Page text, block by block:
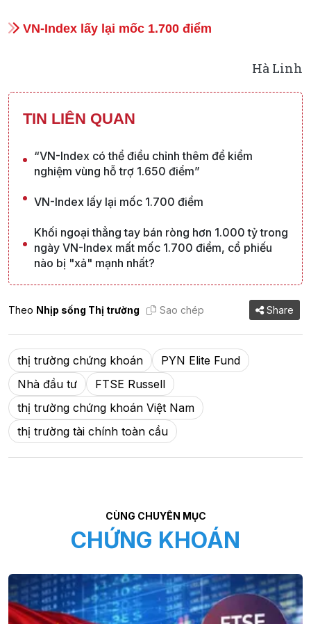
VN-Index lấy lại mốc 1.700 điểm
Hà Linh
TIN LIÊN QUAN
“VN-Index có thể điều chỉnh thêm để kiểm
nghiệm vùng hỗ trợ 1.650 điểm”
VN-Index lấy lại mốc 1.700 điểm
Khối ngoại thẳng tay bán ròng hơn 1.000 tỷ trong
ngày VN-Index mất mốc 1.700 điểm, cổ phiếu
nào bị "xả" mạnh nhất?
Theo Nhịp sống Thị trường Sao chép Share
thị trường chứng khoán
PYN Elite Fund
Nhà đầu tư
FTSE Russell
thị trường chứng khoán Việt Nam
thị trường tài chính toàn cầu
CÙNG CHUYÊN MỤC
CHỨNG KHOÁN